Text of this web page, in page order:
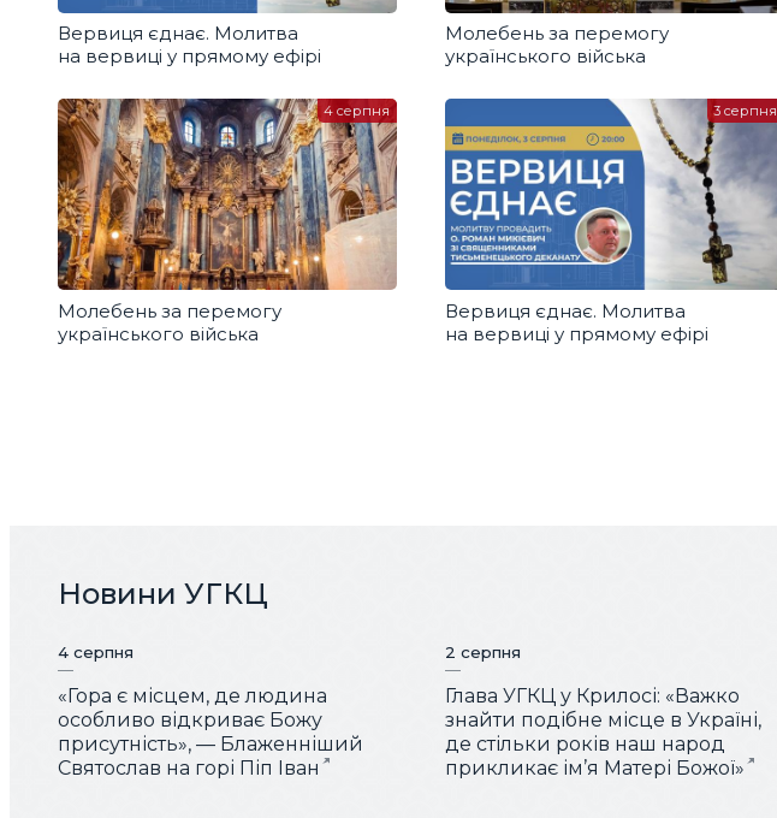
Вервиця єднає. Молитва
на вервиці у прямому ефірі
Молебень за перемогу
українського війська
Молебень за перемогу
українського війська
4 серпня
Вервиця єднає. Молитва
на вервиці у прямому ефірі
3 серпня
Новини УГКЦ
4 серпня
«Гора є місцем, де людина
особливо відкриває Божу
присутність», — Блаженніший
Святослав на горі Піп Іван
2 серпня
Глава УГКЦ у Крилосі: «Важко
знайти подібне місце в Україні,
де стільки років наш народ
прикликає ім’я Матері Божої»